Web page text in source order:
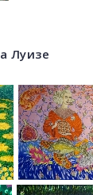
Луизе